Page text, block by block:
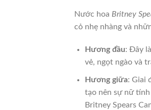
Nước hoa Britney
cỏ nhẹ nhàng và
Hương đầu: Đây
vẻ, ngọt ngào và
Hương giữa: Giai
tạo nên sự nữ
Britney Spears